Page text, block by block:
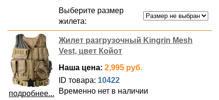
Выберите размер
жилета:
подробнее...
Жилет разгрузочный Kingrin Mesh
Vest, цвет Койот
Наша цена: 2,995 руб.
ID товара: 10422
Временно нет в наличии